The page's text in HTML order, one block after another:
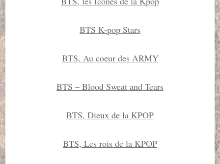
BTS K-pop Stars
BTS, Au coeur des ARMY
BTS – Blood Sweat and Tears
BTS, Dieux de la KPOP
BTS, Les rois de la KPOP